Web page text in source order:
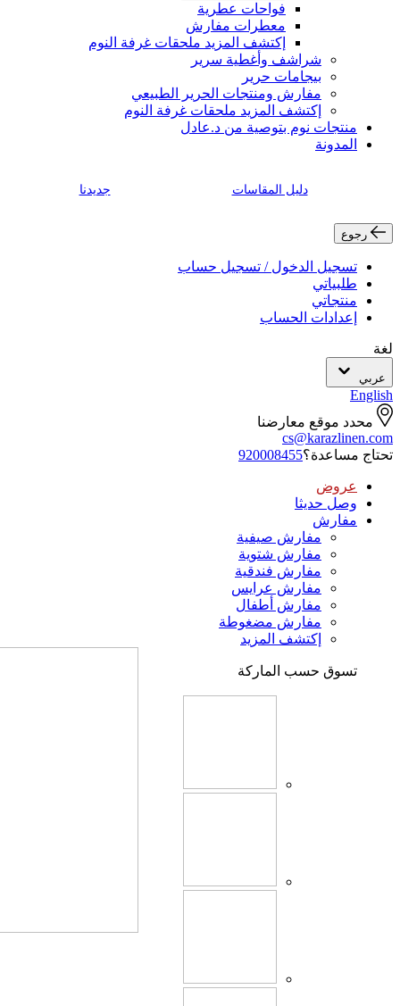
فواحات عطرية
معطرات مفارش
إكتشف المزيد ملحقات غرفة النوم
شراشف وأغطية سرير
بيجامات حرير
مفارش ومنتجات الحرير الطبيعي
إكتشف المزيد ملحقات غرفة النوم
منتجات نوم بتوصية من د.عادل
المدونة
دليل المقاسات جديدنا
رجوع
تسجيل الدخول / تسجيل حساب
طلبياتي
منتجاتي
إعدادات الحساب
لغة
عربي
English
محدد موقع معارضنا
cs@karazlinen.com
تحتاج مساعدة؟920008455
عروض
وصل حديثا
مفارش
مفارش صيفية
مفارش شتوية
مفارش فندقية
مفارش عرايس
مفارش أطفال
مفارش مضغوطة
إكتشف المزيد
تسوق حسب الماركة